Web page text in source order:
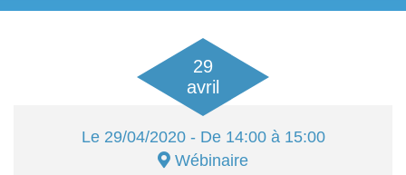
29
avril
Le 29/04/2020- De 14:00 à 15:00
Wébinaire